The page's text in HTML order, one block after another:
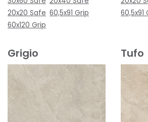
20x20 Safe 60,5x91 Grip
60x120 Grip
60,5x91
Grigio Tufo